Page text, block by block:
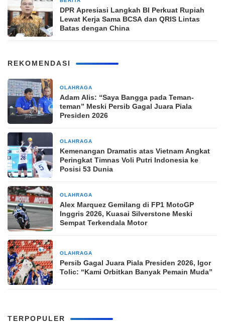
DPR Apresiasi Langkah BI Perkuat Rupiah
Lewat Kerja Sama BCSA dan QRIS Lintas
Batas dengan China
REKOMENDASI
OLAHRAGA
Adam Alis: “Saya Bangga pada Teman-
teman” Meski Persib Gagal Juara Piala
Presiden 2026
OLAHRAGA
Kemenangan Dramatis atas Vietnam Angkat
Peringkat Timnas Voli Putri Indonesia ke
Posisi 53 Dunia
OLAHRAGA
Alex Marquez Gemilang di FP1 MotoGP
Inggris 2026, Kuasai Silverstone Meski
Sempat Terkendala Motor
OLAHRAGA
Persib Gagal Juara Piala Presiden 2026, Igor
Tolic: “Kami Orbitkan Banyak Pemain Muda”
TERPOPULER